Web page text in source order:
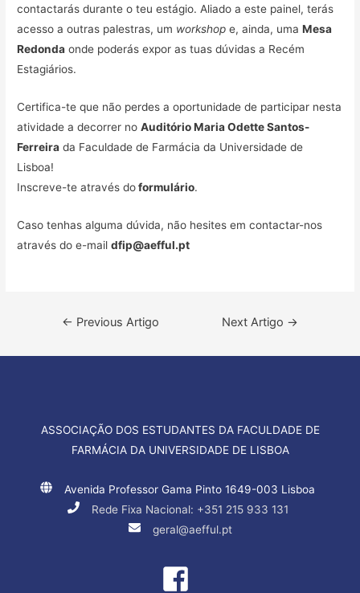
contactarás durante o teu estágio. Aliado a este painel, terás
acesso a outras palestras, um workshope, ainda, umaMesa
Redonda onde poderás expor as tuas dúvidas a Recém
Estagiários.
Certifica-te que não perdes a oportunidade de participar nesta
atividade a decorrer noAuditório Maria Odette Santos-
Ferreira da Faculdade de Farmácia da Universidade de
Lisboa!
Inscreve-te através doformulário.
Caso tenhas alguma dúvida, não hesites em contactar-nos
através do e-maildfip@aefful.pt
Navegação
artigos
← Previous Artigo Next Artigo →
ASSOCIAÇÃO DOS ESTUDANTES DA FACULDADE DE
FARMÁCIA DA UNIVERSIDADE DE LISBOA
Avenida Professor Gama Pinto 1649-003 Lisboa
Rede Fixa Nacional: +351 215 933 131
geral@aefful.pt